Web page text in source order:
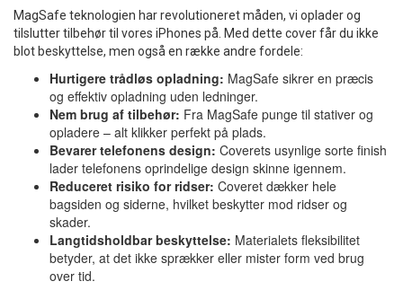
MagSafe teknologien har revolutioneret måden, vi oplader og
tilslutter tilbehør til vores iPhones på. Med dette cover får du ikke
blot beskyttelse, men også en række andre fordele:
Hurtigere trådløs opladning: MagSafe sikrer en præcis
og effektiv opladning uden ledninger.
Nem brug af tilbehør: Fra MagSafe punge til stativer og
opladere – alt klikker perfekt på plads.
Bevarer telefonens design: Coverets usynlige sorte finish
lader telefonens oprindelige design skinne igennem.
Reduceret risiko for ridser: Coveret dækker hele
bagsiden og siderne, hvilket beskytter mod ridser og
skader.
Langtidsholdbar beskyttelse: Materialets fleksibilitet
betyder, at det ikke sprækker eller mister form ved brug
over tid.